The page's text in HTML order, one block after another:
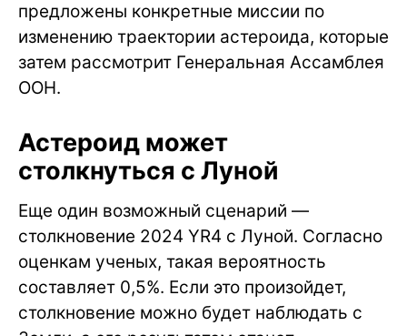
предложены конкретные миссии по
изменению траектории астероида, которые
затем рассмотрит Генеральная Ассамблея
ООН.
Астероид может
столкнуться с Луной
Еще один возможный сценарий —
столкновение 2024 YR4 с Луной. Согласно
оценкам ученых, такая вероятность
составляет 0,5%. Если это произойдет,
столкновение можно будет наблюдать с